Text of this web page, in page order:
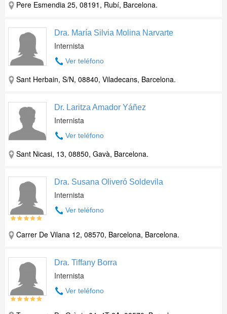
Pere Esmendia 25, 08191, Rubí, Barcelona.
Dra. María Silvia Molina Narvarte
Internista
Ver teléfono
Sant Herbain, S/N, 08840, Viladecans, Barcelona.
Dr. Laritza Amador Yáñez
Internista
Ver teléfono
Sant Nicasi, 13, 08850, Gavà, Barcelona.
Dra. Susana Oliveró Soldevila
Internista
Ver teléfono
Carrer De Vilana 12, 08570, Barcelona, Barcelona.
Dra. Tiffany Borra
Internista
Ver teléfono